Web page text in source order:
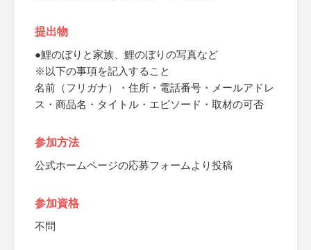
提出物
●鯉のぼりと家族、鯉のぼりの写真など
※以下の事項を記入すること
名前（フリガナ）・住所・電話番号・メールアドレ
ス・商品名・タイトル・エピソード・取材の可否
参加方法
公式ホームページの応募フォームより投稿
参加資格
不問